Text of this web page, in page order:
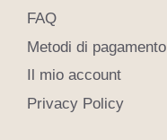
FAQ
Metodi di pagamento
Il mio account
Privacy Policy